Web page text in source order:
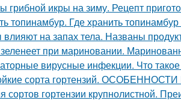
грибной икры на зиму. Рецепт
топинамбур. Где хранить
влияют на запах тела. Названы
при мариновании.
вирусные инфекции. Что
сорта гортензий.
сортов гортензии крупнолистной.